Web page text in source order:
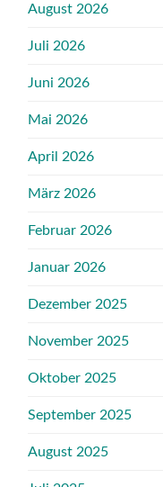
August 2026
Juli 2026
Juni 2026
Mai 2026
April 2026
März 2026
Februar 2026
Januar 2026
Dezember 2025
November 2025
Oktober 2025
September 2025
August 2025